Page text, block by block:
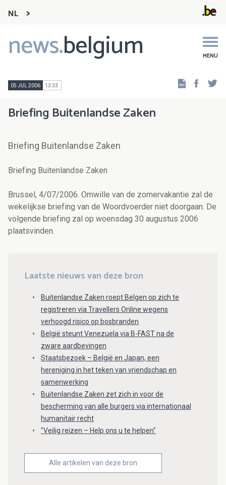
NL
news.belgium MENU
Main
navigation
05 JUL 2006 13:33
Briefing Buitenlandse Zaken
Briefing Buitenlandse Zaken
Briefing Buitenlandse Zaken
Brussel, 4/07/2006. Omwille van de zomervakantie zal de
wekelijkse briefing van de Woordvoerder niet doorgaan. De
volgende briefing zal op woensdag 30 augustus 2006
plaatsvinden.
Laatste nieuws van deze bron
Buitenlandse Zaken roept Belgen op zich te
registreren via Travellers Online wegens
verhoogd risico op bosbranden
België steunt Venezuela via B-FAST na de
zware aardbevingen
Staatsbezoek – België en Japan, een
hereniging in het teken van vriendschap en
samenwerking
Buitenlandse Zaken zet zich in voor de
bescherming van alle burgers via internationaal
humanitair recht
"Veilig reizen – Help ons u te helpen"
Alle artikelen van deze bron